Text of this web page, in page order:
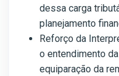
dessa carga
planejamento
Reforço da
o entendimento
equiparação da